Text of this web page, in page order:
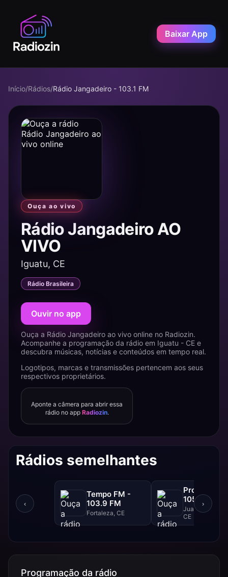
Baixar App
Início/Rádios/Rádio Jangadeiro - 103.1 FM
Ouça ao vivo
Rádio Jangadeiro AO
VIVO
Iguatu, CE
Rádio Brasileira
Ouvir no app
Ouça a Rádio Jangadeiro ao vivo online no Radiozin.
Acompanhe a programação da rádio em Iguatu - CE e
descubra músicas, notícias e conteúdos em tempo real.
Logotipos, marcas e transmissões pertencem aos seus
respectivos proprietários.
Aponte a câmera para abrir essa
rádio no app Radiozin.
Rádios semelhantes
‹
Tempo FM -
103.9 FM
Fortaleza, CE
Progresso
105.1 FM
Juazeiro Do
CE
›
Programação da rádio